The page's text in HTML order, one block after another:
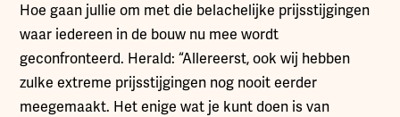
Hoe gaan jullie om met die belachelijke prijsstijgingen
waar iedereen in de bouw nu mee wordt
geconfronteerd. Herald: “Allereerst, ook wij hebben
zulke extreme prijsstijgingen nog nooit eerder
meegemaakt. Het enige wat je kunt doen is van